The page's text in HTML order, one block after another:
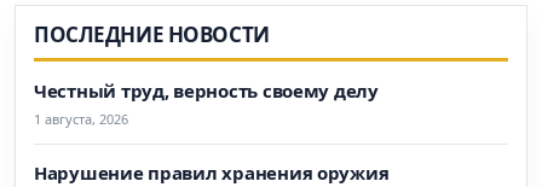
ПОСЛЕДНИЕ НОВОСТИ
Честный труд, верность своему делу
1 августа, 2026
Нарушение правил хранения оружия